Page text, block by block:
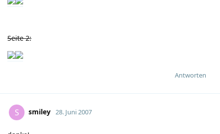
Seite 2:
Antworten
S smiley 28. Juni 2007